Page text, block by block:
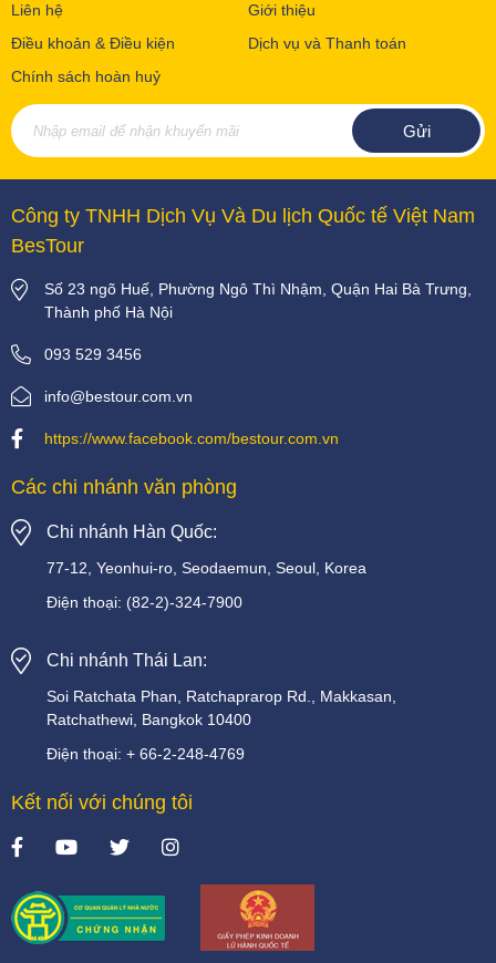
Liên hệ
Giới thiệu
Điều khoản & Điều kiện
Dịch vụ và Thanh toán
Chính sách hoàn huỷ
Công ty TNHH Dịch Vụ Và Du lịch Quốc tế Việt Nam
BesTour
Số 23 ngõ Huế, Phường Ngô Thì Nhậm, Quận Hai Bà Trưng,
Thành phố Hà Nội
093 529 3456
info@bestour.com.vn
https://www.facebook.com/bestour.com.vn
Các chi nhánh văn phòng
Chi nhánh Hàn Quốc:
77-12, Yeonhui-ro, Seodaemun, Seoul, Korea
Điện thoại: (82-2)-324-7900
Chi nhánh Thái Lan:
Soi Ratchata Phan, Ratchaprarop Rd.,
Makkasan,
Ratchathewi, Bangkok 10400
Điện thoại: + 66-2-248-4769
Kết nối với chúng tôi